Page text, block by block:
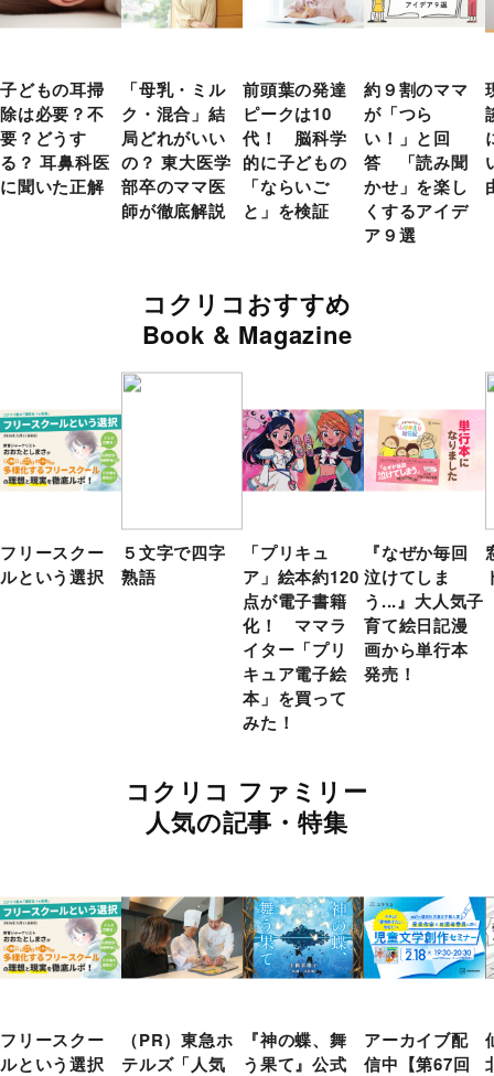
子どもの耳掃
除は必要？不
要？どうす
る？ 耳鼻科医
に聞いた正解
「母乳・ミル
ク・混合」結
局どれがいい
の？ 東大医学
部卒のママ医
師が徹底解説
前頭葉の発達
ピークは10
代！ 脳科学
的に子どもの
「ならいご
と」を検証
約９割のママ
が「つら
い！」と回
答 「読み聞
かせ」を楽し
くするアイデ
ア９選
コクリコおすすめ
Book & Magazine
フリースクー
ルという選択
５文字で四字
熟語
「プリキュ
ア」絵本約120
点が電子書籍
化！ ママラ
イター「プリ
キュア電子絵
本」を買って
みた！
『なぜか毎回
泣けてしま
う...』大人気子
育て絵日記漫
画から単行本
発売！
コクリコ ファミリー
人気の記事・特集
フリースクー
ルという選択
（PR）東急ホ
テルズ「人気
『神の蝶、舞
う果て』公式
アーカイブ配
信中【第67回